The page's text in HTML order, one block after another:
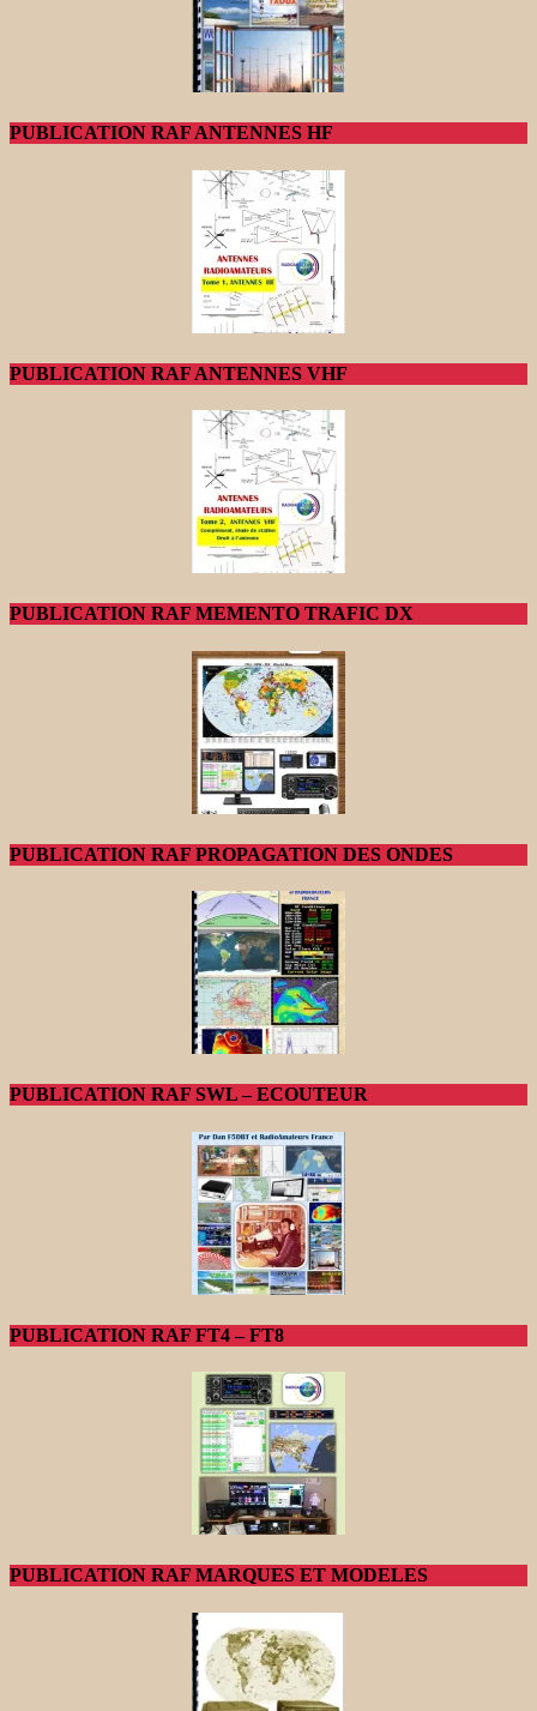
PUBLICATION RAF ANTENNES HF
PUBLICATION RAF ANTENNES VHF
PUBLICATION RAF MEMENTO TRAFIC DX
PUBLICATION RAF PROPAGATION DES ONDES
PUBLICATION RAF SWL – ECOUTEUR
PUBLICATION RAF FT4 – FT8
PUBLICATION RAF MARQUES ET MODELES